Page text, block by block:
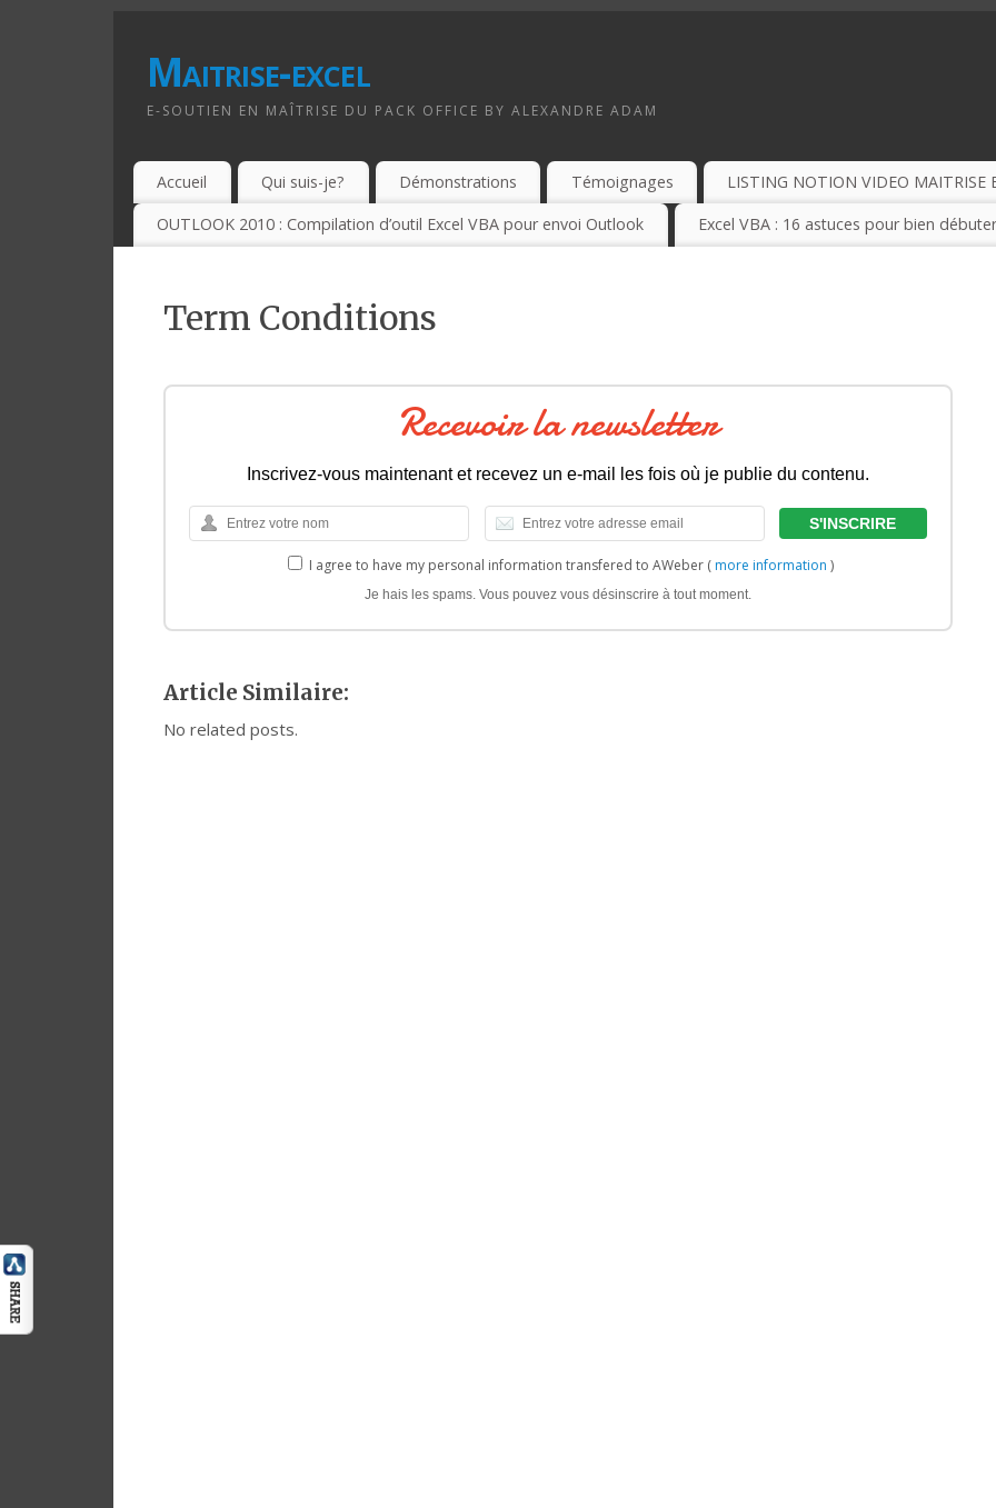
Maitrise-excel
E-SOUTIEN EN MAÎTRISE DU PACK OFFICE BY ALEXANDRE ADAM
Accueil Qui suis-je? Démonstrations Témoignages LISTING NOTION VIDEO MAITRISE
OUTLOOK 2010 : Compilation d’outil Excel VBA pour envoi Outlook Excel VBA : 16 astuces pour bien
Term Conditions
Recevoir la newsletter
Inscrivez-vous maintenant et recevez un e-mail les fois où je publie du contenu.
I agree to have my personal information transfered to AWeber ( more information )
Je hais les spams. Vous pouvez vous désinscrire à tout moment.
Article Similaire:
No related posts.